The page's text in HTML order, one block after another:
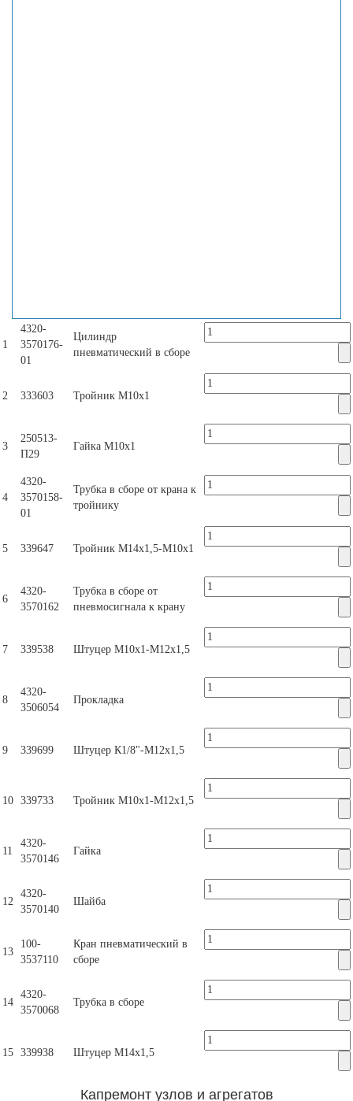
1
4320-
3570176-
01
Цилиндр
пневматический в сборе
2 333603 Тройник М10х1
3
250513-
П29
Гайка М10х1
4
4320-
3570158-
01
Трубка в сборе от крана к
тройнику
5 339647 Тройник М14х1,5-М10х1
6
4320-
3570162
Трубка в сборе от
пневмосигнала к крану
7 339538 Штуцер М10х1-М12х1,5
8
4320-
3506054
Прокладка
9 339699 Штуцер К1/8"-М12х1,5
10 339733 Тройник М10х1-М12х1,5
11
4320-
3570146
Гайка
12
4320-
3570140
Шайба
13
100-
3537110
Кран пневматический в
сборе
14
4320-
3570068
Трубка в сборе
15 339938 Штуцер М14х1,5
Капремонт узлов и агрегатов